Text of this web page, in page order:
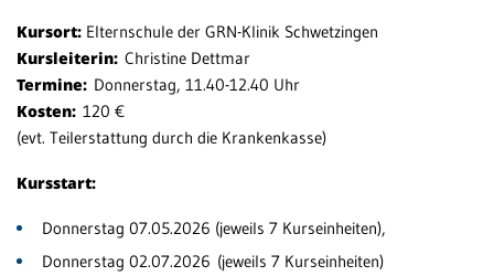
STANDORTE
Eberbach
Schwetzingen
Sinsheim
Kursort: Elternschule der GRN-Klinik Schwetzingen
Kursleiterin: Christine Dettmar
Termine: Donnerstag, 11.40-12.40 Uhr
Kosten: 120 €
(evt. Teilerstattung durch die Krankenkasse)
Kursstart:
Donnerstag 07.05.2026 (jeweils 7 Kurseinheiten),
Donnerstag 02.07.2026 (jeweils 7 Kurseinheiten)